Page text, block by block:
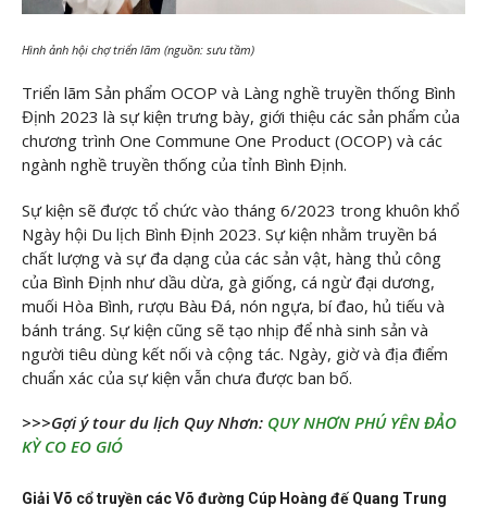
Hình ảnh hội chợ triển lãm (nguồn: sưu tầm)
Triển lãm Sản phẩm OCOP và Làng nghề truyền thống Bình
Định 2023 là sự kiện trưng bày, giới thiệu các sản phẩm của
chương trình One Commune One Product (OCOP) và các
ngành nghề truyền thống của tỉnh Bình Định.
Sự kiện sẽ được tổ chức vào tháng 6/2023 trong khuôn khổ
Ngày hội Du lịch Bình Định 2023. Sự kiện nhằm truyền bá
chất lượng và sự đa dạng của các sản vật, hàng thủ công
của Bình Định như dầu dừa, gà giống, cá ngừ đại dương,
muối Hòa Bình, rượu Bàu Đá, nón ngựa, bí đao, hủ tiếu và
bánh tráng. Sự kiện cũng sẽ tạo nhịp để nhà sinh sản và
người tiêu dùng kết nối và cộng tác. Ngày, giờ và địa điểm
chuẩn xác của sự kiện vẫn chưa được ban bố.
>>>Gợi ý tour du lịch Quy Nhơn: QUY NHƠN PHÚ YÊN ĐẢO
KỲ CO EO GIÓ
Giải Võ cổ truyền các Võ đường Cúp Hoàng đế Quang Trung